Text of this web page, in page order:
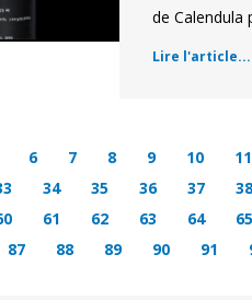
de Calendula
Lire l'article...
6 7 8 9 10 11
34 35 36 37 38
61 62 63 64 65
87 88 89 90 91